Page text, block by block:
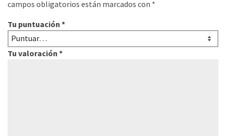
campos obligatorios están marcados con *
Tu puntuación *
Tu valoración *